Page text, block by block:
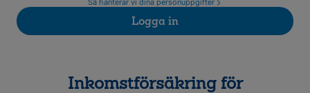
Så hanterar vi dina personuppgifter
Logga in
Inkomstförsäkring för